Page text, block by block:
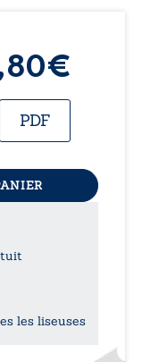
€
de
PDF
les liseuses